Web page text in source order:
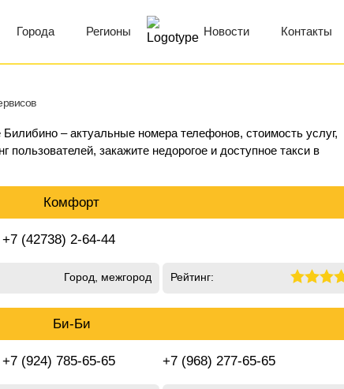
Города Регионы Новости Контакты
– актуальные номера телефонов, стоимость услуг,
закажите недорогое и доступное такси в
Комфорт
+7 (42738) 2-64-44
Город, межгород Рейтинг:
Би-Би
+7 (924) 785-65-65 +7 (968) 277-65-65